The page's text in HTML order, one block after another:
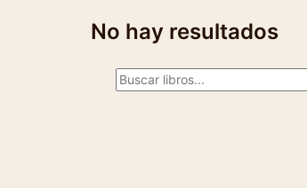
No hay resultados